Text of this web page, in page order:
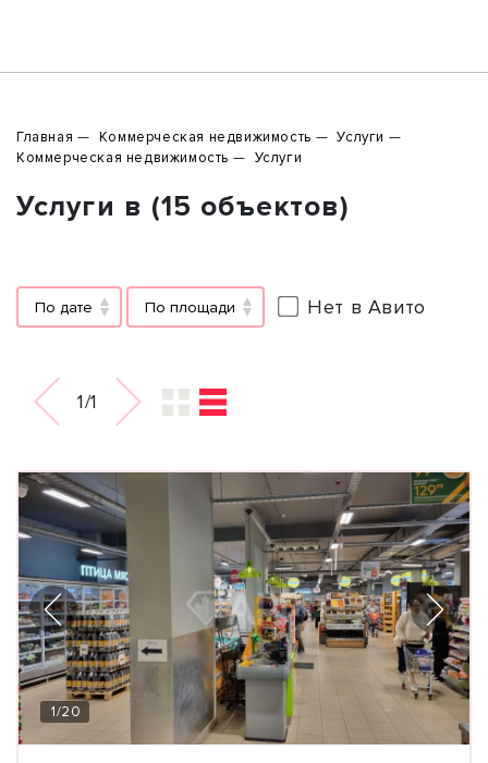
Главная Коммерческая недвижимость
Услуги
Коммерческая недвижимость
Услуги
Услуги в (15 объектов)
По дате По площади Нет в Авито
1/1
1/20